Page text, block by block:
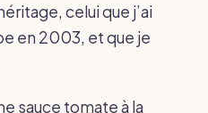
celui que j’ai
en 2003, et que je
sauce tomate à la